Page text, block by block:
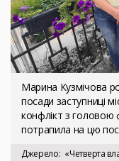
Марина Кузмічова
посади заступниці
конфлікт з головою
потрапила на цю
Джерело «Четверта